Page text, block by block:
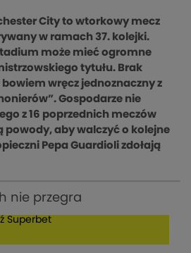
City to wtorkowy mecz
w ramach 37. kolejki.
może mieć ogromne
tytułu. Brak
wręcz jednoznaczny z
Gospodarze nie
z 16 poprzednich meczów
powody, aby walczyć o kolejne
Pepa Guardioli zdołają
nie przegra
Superbet